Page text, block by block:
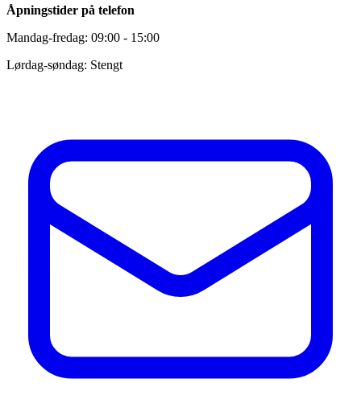
Åpningstider på telefon
Mandag-fredag: 09:00 - 15:00
Lørdag-søndag: Stengt